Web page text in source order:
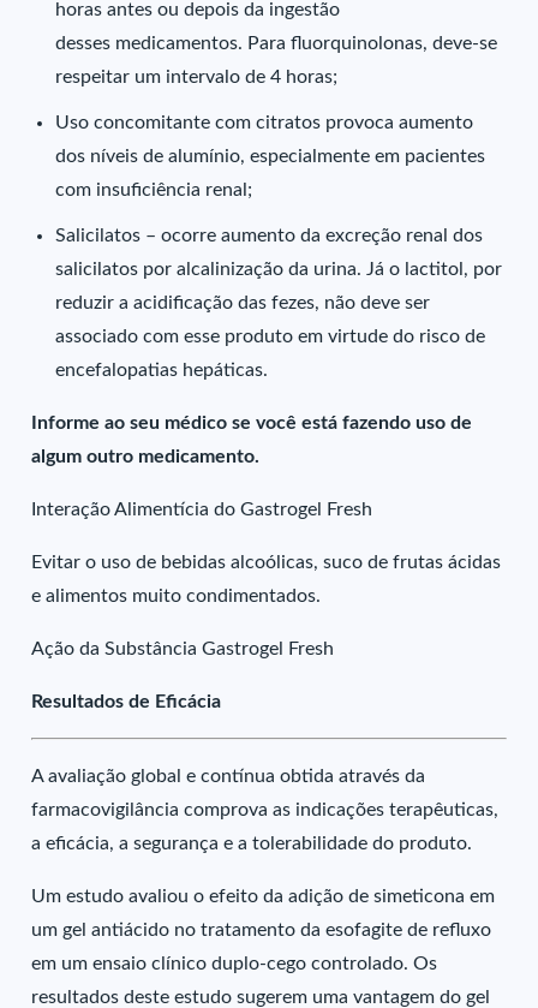
horas antes ou depois da ingestão
desses medicamentos. Para fluorquinolonas, deve-se
respeitar um intervalo de 4 horas;
Uso concomitante com citratos provoca aumento
dos níveis de alumínio, especialmente em pacientes
com insuficiência renal;
Salicilatos – ocorre aumento da excreção renal dos
salicilatos por alcalinização da urina. Já o lactitol, por
reduzir a acidificação das fezes, não deve ser
associado com esse produto em virtude do risco de
encefalopatias hepáticas.
Informe ao seu médico se você está fazendo uso de
algum outro medicamento.
Interação Alimentícia do Gastrogel Fresh
Evitar o uso de bebidas alcoólicas, suco de frutas ácidas
e alimentos muito condimentados.
Ação da Substância Gastrogel Fresh
Resultados de Eficácia
A avaliação global e contínua obtida através da
farmacovigilância comprova as indicações terapêuticas,
a eficácia, a segurança e a tolerabilidade do produto.
Um estudo avaliou o efeito da adição de simeticona em
um gel antiácido no tratamento da esofagite de refluxo
em um ensaio clínico duplo-cego controlado. Os
resultados deste estudo sugerem uma vantagem do gel